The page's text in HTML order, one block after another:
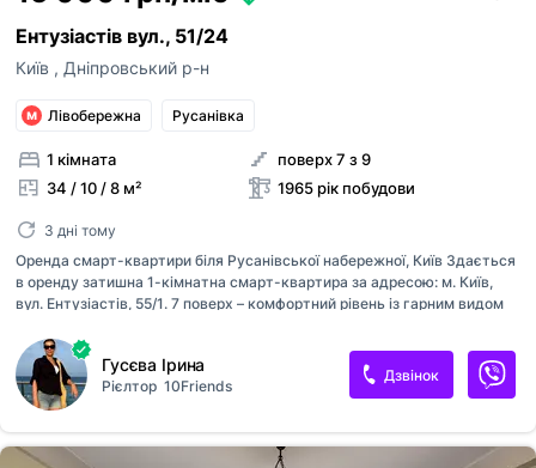
Ентузіастів вул., 51/24
Київ , Дніпровський р-н
Лівобережна Русанівка
1 кімната
34 / 10 / 8 м²
поверх 7 з 9
1965 рік побудови
3 дні тому
Оренда смарт-квартири біля Русанівської набережної, Київ Здається
в оренду затишна 1-кімнатна смарт-квартира за адресою: м. Київ,
вул. Ентузіастів, 55/1. 7 поверх – комфортний рівень із гарним видом
необхідне для комфортного проживання: меблі; побутова техніка;
обладнана кухня; швидкісний інтернет; простір, готовий до заселення
без додаткових витрат. Чудова локація: Квартира розташована на
другій лінії від Русанівської набережної, тому ви зможете
насолоджуватися прогулянками біля води, не відчуваючи шуму
жвавих вулиць. Русанівська набережна є однією з найприємніших зон
Гусєва Ірина
Рієлтор 10Friends
Дзвінок